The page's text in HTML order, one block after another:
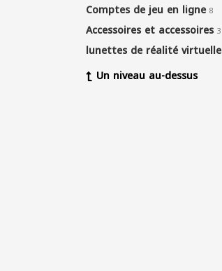
Comptes de jeu en ligne 8
Accessoires et accessoires 3
lunettes de réalité virtuelle
Un niveau au-dessus